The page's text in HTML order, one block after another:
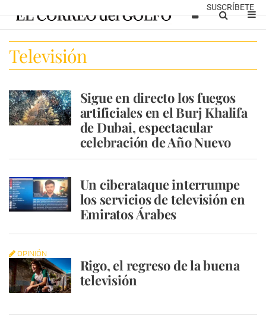
SUSCRÍBETE
Televisión
Sigue en directo los fuegos
artificiales en el Burj Khalifa
de Dubai, espectacular
celebración de Año Nuevo
Un ciberataque interrumpe
los servicios de televisión en
Emiratos Árabes
OPINIÓN
Rigo, el regreso de la buena
televisión